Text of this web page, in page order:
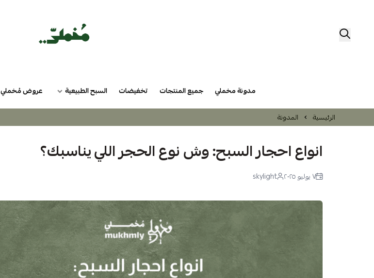
مدونة مخملي جميع المنتجات تخفيضات السبح الطبيعية عروض مُخملي
الرئيسية المدونة
انواع احجار السبح: وش نوع الحجر اللي يناسبك؟
٧ يوليو ٢٠٢٥ skylight